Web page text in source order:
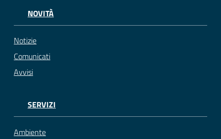
NOVITÀ
Notizie
Comunicati
Avvisi
SERVIZI
Ambiente